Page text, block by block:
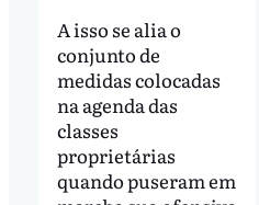
A isso se alia o
conjunto de
medidas colocadas
na agenda das
classes
proprietárias
quando puseram em